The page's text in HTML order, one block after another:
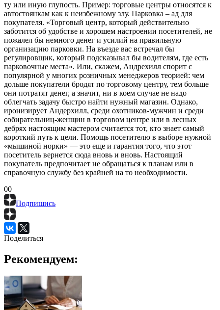
ту или иную глупость. Пример: торговые центры относятся к
автостоянкам как к неизбежному злу. Парковка – ад для
покупателя. «Торговый центр, который действительно
заботится об удобстве и хорошем настроении посетителей, не
пожалел бы немного денег и усилий на правильную
организацию парковки. На въезде вас встречал бы
регулировщик, который подсказывал бы водителям, где есть
парковочные места». Или, скажем, Андрехилл спорит с
популярной у многих розничных менеджеров теорией: чем
дольше покупатели бродят по торговому центру, тем больше
они потратят денег, а значит, ни в коем случае не надо
облегчать задачу быстро найти нужный магазин. Однако,
иронизирует Андерхилл, среди охотников-мужчин и среди
собирательниц-женщин в торговом центре или в лесных
дебрях настоящим мастером считается тот, кто знает самый
короткий путь к цели. Помощь посетителю в выборе нужной
«мышиной норки» — это еще и гарантия того, что этот
посетитель вернется сюда вновь и вновь. Настоящий
покупатель предпочитает не обращаться к планам или в
справочную службу без крайней на то необходимости.
00
Подпишись
Поделиться
Рекомендуем: